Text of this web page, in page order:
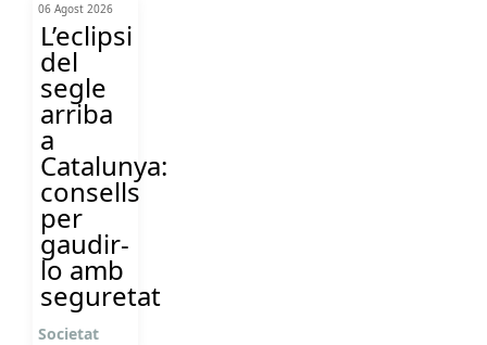
06 Agost 2026
L’eclipsi
del
segle
arriba
a
Catalunya:
consells
per
gaudir-
lo amb
seguretat
Societat